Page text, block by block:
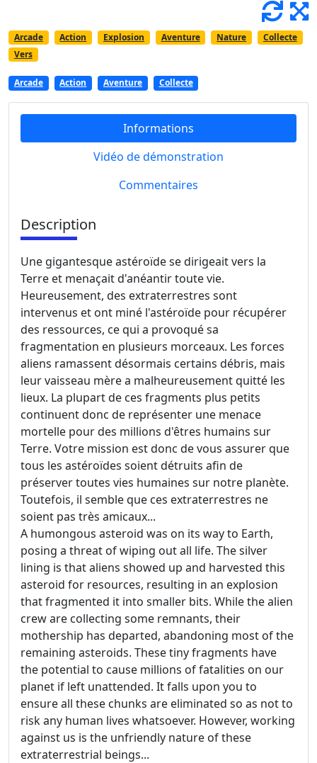
Arcade Action Explosion Aventure Nature
Collecte
Vers
Arcade Action Aventure Collecte
Informations
Vidéo de démonstration
Commentaires
Description
Une gigantesque astéroïde se dirigeait vers la
Terre et menaçait d'anéantir toute vie.
Heureusement, des extraterrestres sont
intervenus et ont miné l'astéroïde pour récupérer
des ressources, ce qui a provoqué sa
fragmentation en plusieurs morceaux. Les forces
aliens ramassent désormais certains débris, mais
leur vaisseau mère a malheureusement quitté les
lieux. La plupart de ces fragments plus petits
continuent donc de représenter une menace
mortelle pour des millions d'êtres humains sur
Terre. Votre mission est donc de vous assurer que
tous les astéroïdes soient détruits afin de
préserver toutes vies humaines sur notre planète.
Toutefois, il semble que ces extraterrestres ne
soient pas très amicaux...
A humongous asteroid was on its way to Earth,
posing a threat of wiping out all life. The silver
lining is that aliens showed up and harvested this
asteroid for resources, resulting in an explosion
that fragmented it into smaller bits. While the alien
crew are collecting some remnants, their
mothership has departed, abandoning most of the
remaining asteroids. These tiny fragments have
the potential to cause millions of fatalities on our
planet if left unattended. It falls upon you to
ensure all these chunks are eliminated so as not to
risk any human lives whatsoever. However, working
against us is the unfriendly nature of these
extraterrestrial beings...